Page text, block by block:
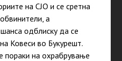
на СЈО и се сретна
а
одблиску да се
Ковеси во Букурешт.
пораки на охрабрување